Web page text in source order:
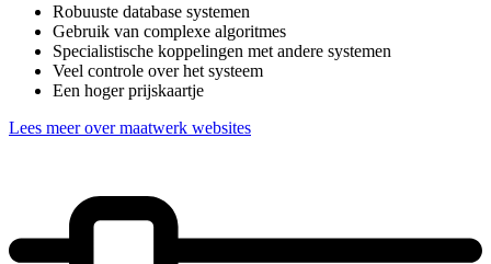
Robuuste database systemen
Gebruik van complexe algoritmes
Specialistische koppelingen met andere systemen
Veel controle over het systeem
Een hoger prijskaartje
Lees meer over maatwerk websites